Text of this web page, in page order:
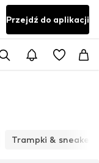
Przejdź do aplikacji
Trampki &